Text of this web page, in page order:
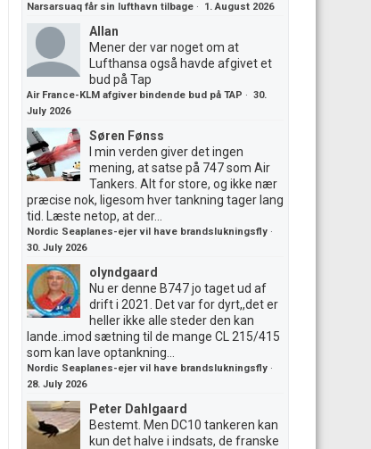
Narsarsuaq får sin lufthavn tilbage · 1. August 2026
Allan
Mener der var noget om at
Lufthansa også havde afgivet et
bud på Tap
Air France-KLM afgiver bindende bud på TAP · 30.
July 2026
Søren Fønss
I min verden giver det ingen
mening, at satse på 747 som Air
Tankers. Alt for store, og ikke nær
præcise nok, ligesom hver tankning tager lang
tid. Læste netop, at der...
Nordic Seaplanes-ejer vil have brandslukningsfly ·
30. July 2026
olyndgaard
Nu er denne B747 jo taget ud af
drift i 2021. Det var for dyrt,,det er
heller ikke alle steder den kan
lande..imod sætning til de mange CL 215/415
som kan lave optankning...
Nordic Seaplanes-ejer vil have brandslukningsfly ·
28. July 2026
Peter Dahlgaard
Bestemt. Men DC10 tankeren kan
kun det halve i indsats, de franske